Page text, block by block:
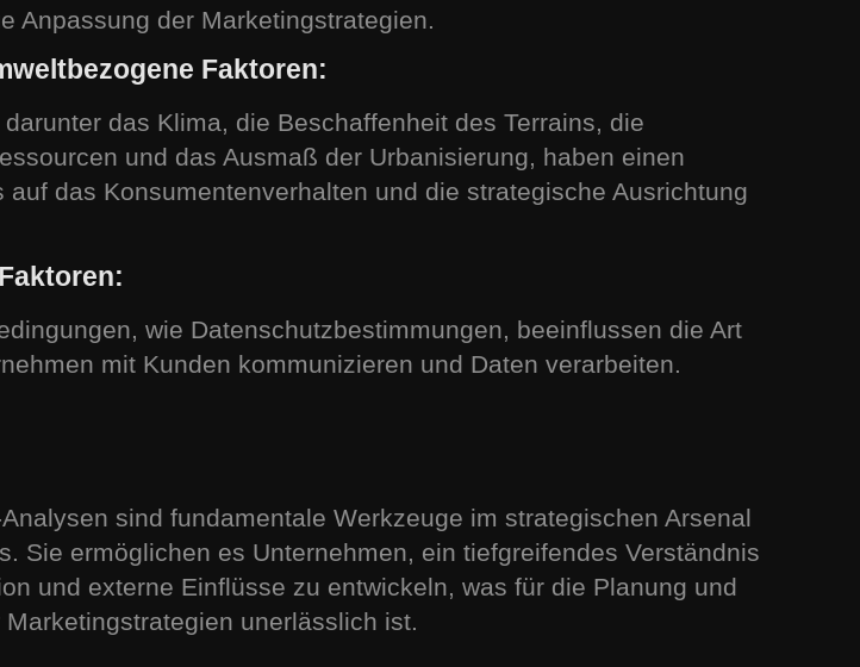
Anpassung der Marketingstrategien.
Faktoren:
das Klima, die Beschaffenheit des Terrains, die
und das Ausmaß der Urbanisierung, haben einen
auf das Konsumentenverhalten und die strategische Ausrichtung
wie Datenschutzbestimmungen, beeinflussen die Art
mit Kunden kommunizieren und Daten verarbeiten.
sind fundamentale Werkzeuge im strategischen Arsenal
Sie ermöglichen es Unternehmen, ein tiefgreifendes Verständnis
und externe Einflüsse zu entwickeln, was für die Planung und
unerlässlich ist.